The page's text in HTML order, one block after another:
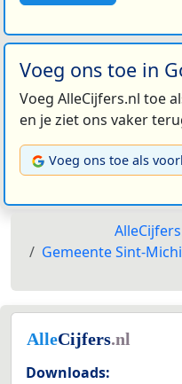
Voeg ons toe in
Voeg AlleCijfers.nl toe
en je ziet ons vaker
Voeg ons toe als
Gemeente Sint-
Downloads: